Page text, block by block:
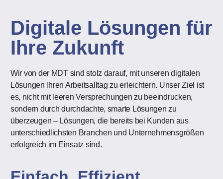
Digitale Lösungen für
Ihre Zukunft
Wir von der MDT sind stolz darauf, mit unseren digitalen
Lösungen Ihren Arbeitsalltag zu erleichtern. Unser Ziel ist
es, nicht mit leeren Versprechungen zu beeindrucken,
sondern durch durchdachte, smarte Lösungen zu
überzeugen – Lösungen, die bereits bei Kunden aus
unterschiedlichsten Branchen und Unternehmensgrößen
erfolgreich im Einsatz sind.